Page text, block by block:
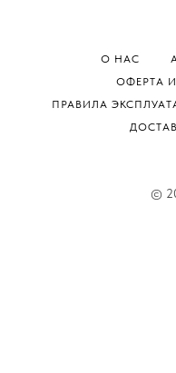
О НАС
ОФЕРТА
ПРАВИЛА
©